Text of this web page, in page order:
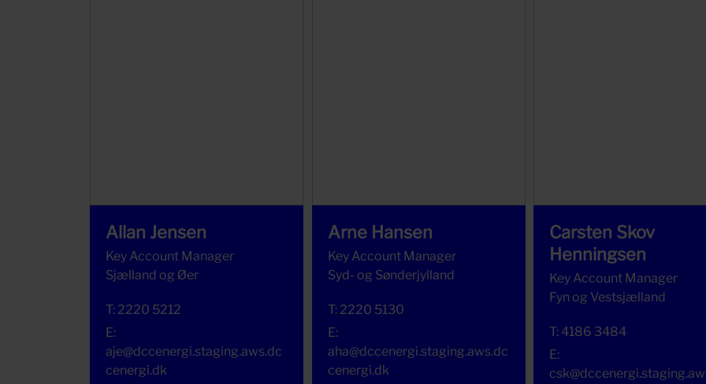
Allan Jensen
Key Account Manager
Sjælland og Øer
T: 2220 5212
E:
aje@dccenergi.staging.aws.dc
cenergi.dk
Arne Hansen
Key Account Manager
Syd- og Sønderjylland
T: 2220 5130
E:
aha@dccenergi.staging.aws.dc
cenergi.dk
Carsten Skov
Henningsen
Key Account Manager
Fyn og Vestsjælland
T: 4186 3484
E: